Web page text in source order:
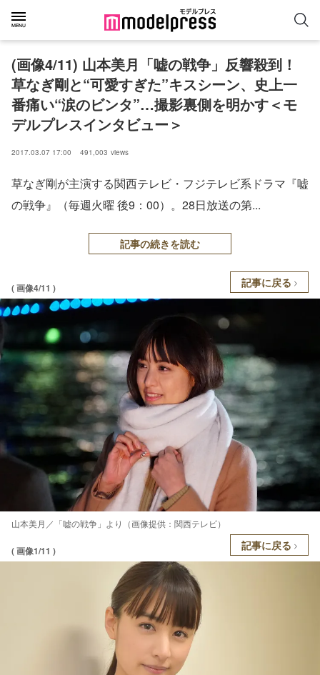
(画像4/11) 山本美月「嘘の戦争」反響殺到！
草なぎ剛と“可愛すぎた”キスシーン、史上一
番痛い“涙のビンタ”…撮影裏側を明かす＜モ
デルプレスインタビュー＞
2017.03.07 17:00 491,003 views
草なぎ剛が主演する関西テレビ・フジテレビ系ドラマ『嘘
の戦争』（毎週火曜 後9：00）。28日放送の第...
記事の続きを読む
( 画像4/11 ) 記事に戻る
山本美月／「嘘の戦争」より（画像提供：関西テレビ）
( 画像1/11 ) 記事に戻る